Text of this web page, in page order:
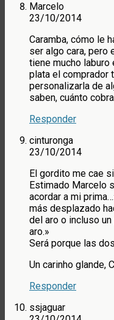
Marcelo
23/10/2014
Caramba, cómo le
ser algo cara, pero
tiene mucho laburo
plata el comprador
personalizarla de
saben, cuánto
Responder
cinturonga
23/10/2014
El gordito me cae
Estimado Marcelo
acordar a mi
más desplazado
del aro o incluso
aro.»
Será porque las
Un carinho glande,
Responder
ssjaguar